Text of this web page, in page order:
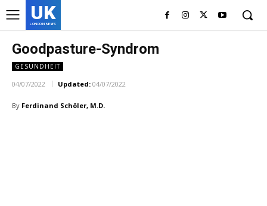
UK
LONDON NEWS
Goodpasture-Syndrom
GESUNDHEIT
04/07/2022 Updated: 04/07/2022
By Ferdinand Schöler, M.D.